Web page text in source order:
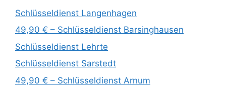
Schlüsseldienst Langenhagen
49,90 € – Schlüsseldienst Barsinghausen
Schlüsseldienst Lehrte
Schlüsseldienst Sarstedt
49,90 € – Schlüsseldienst Arnum